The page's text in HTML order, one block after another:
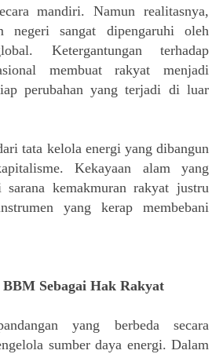
mandiri. Namun realitasnya,
negeri sangat dipengaruhi oleh
Ketergantungan terhadap
membuat rakyat menjadi
perubahan yang terjadi di luar
tata kelola energi yang dibangun
Kekayaan alam yang
sarana kemakmuran rakyat justru
yang kerap membebani
Sebagai Hak Rakyat
yang berbeda secara
sumber daya energi. Dalam